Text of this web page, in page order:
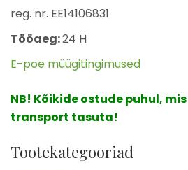
reg. nr. EE14106831
Tööaeg:24 H
E-poe müügitingimused
NB! Kõikide ostude puhul,
transport tasuta!
Tootekategooriad